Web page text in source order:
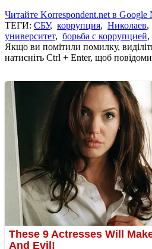
Читайте Korrespondent.net в Google
ТЕГИ: СБУ, коррупция, Николаев,
университет, борьба с коррупцией,
Якщо ви помітили помилку,
натисніть Ctrl + Enter, щоб